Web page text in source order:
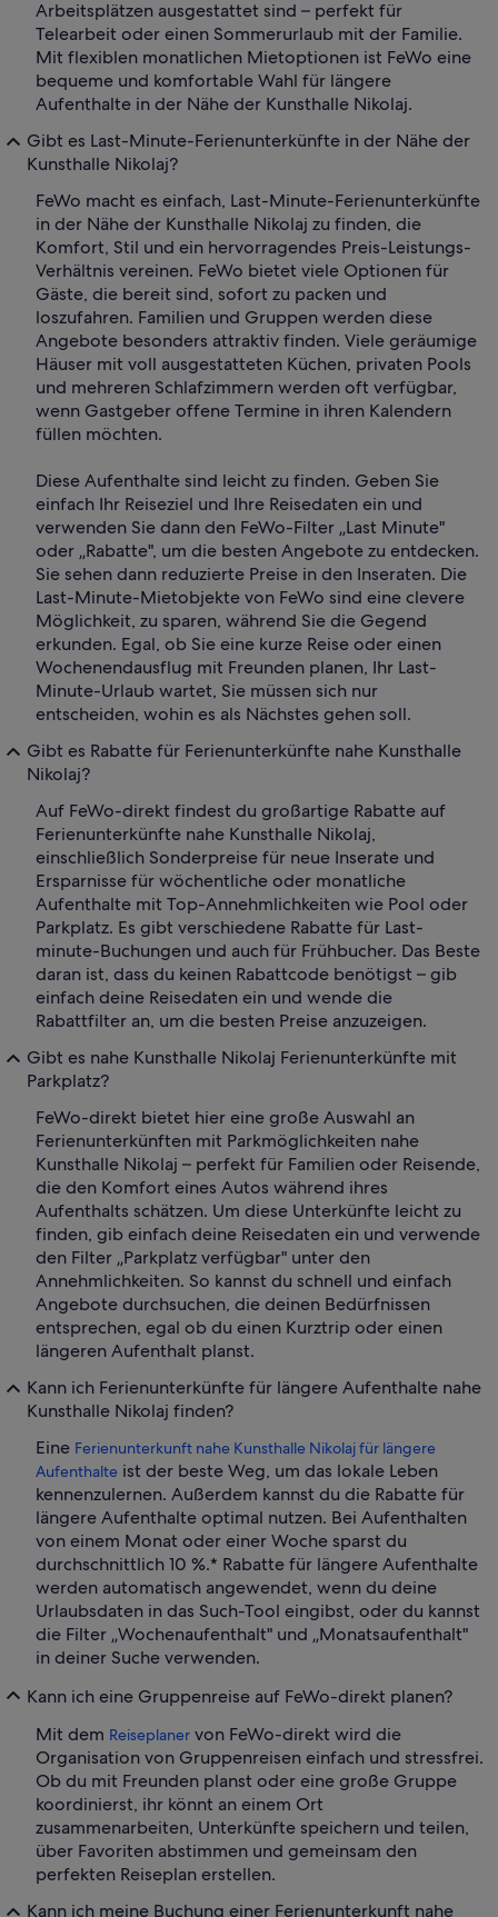
Arbeitsplätzen ausgestattet sind – perfekt für
Telearbeit oder einen Sommerurlaub mit der Familie.
Mit flexiblen monatlichen Mietoptionen ist FeWo eine
bequeme und komfortable Wahl für längere
Aufenthalte in der Nähe der Kunsthalle Nikolaj.
Gibt es Last-Minute-Ferienunterkünfte in der Nähe der
Kunsthalle Nikolaj?
FeWo macht es einfach, Last-Minute-Ferienunterkünfte
in der Nähe der Kunsthalle Nikolaj zu finden, die
Komfort, Stil und ein hervorragendes Preis-Leistungs-
Verhältnis vereinen. FeWo bietet viele Optionen für
Gäste, die bereit sind, sofort zu packen und
loszufahren. Familien und Gruppen werden diese
Angebote besonders attraktiv finden. Viele geräumige
Häuser mit voll ausgestatteten Küchen, privaten Pools
und mehreren Schlafzimmern werden oft verfügbar,
wenn Gastgeber offene Termine in ihren Kalendern
füllen möchten.
Diese Aufenthalte sind leicht zu finden. Geben Sie
einfach Ihr Reiseziel und Ihre Reisedaten ein und
verwenden Sie dann den FeWo-Filter „Last Minute"
oder „Rabatte", um die besten Angebote zu entdecken.
Sie sehen dann reduzierte Preise in den Inseraten. Die
Last-Minute-Mietobjekte von FeWo sind eine clevere
Möglichkeit, zu sparen, während Sie die Gegend
erkunden. Egal, ob Sie eine kurze Reise oder einen
Wochenendausflug mit Freunden planen, Ihr Last-
Minute-Urlaub wartet, Sie müssen sich nur
entscheiden, wohin es als Nächstes gehen soll.
Gibt es Rabatte für Ferienunterkünfte nahe Kunsthalle
Nikolaj?
Auf FeWo-direkt findest du großartige Rabatte auf
Ferienunterkünfte nahe Kunsthalle Nikolaj,
einschließlich Sonderpreise für neue Inserate und
Ersparnisse für wöchentliche oder monatliche
Aufenthalte mit Top-Annehmlichkeiten wie Pool oder
Parkplatz. Es gibt verschiedene Rabatte für Last-
minute-Buchungen und auch für Frühbucher. Das Beste
daran ist, dass du keinen Rabattcode benötigst – gib
einfach deine Reisedaten ein und wende die
Rabattfilter an, um die besten Preise anzuzeigen.
Gibt es nahe Kunsthalle Nikolaj Ferienunterkünfte mit
Parkplatz?
FeWo-direkt bietet hier eine große Auswahl an
Ferienunterkünften mit Parkmöglichkeiten nahe
Kunsthalle Nikolaj – perfekt für Familien oder Reisende,
die den Komfort eines Autos während ihres
Aufenthalts schätzen. Um diese Unterkünfte leicht zu
finden, gib einfach deine Reisedaten ein und verwende
den Filter „Parkplatz verfügbar" unter den
Annehmlichkeiten. So kannst du schnell und einfach
Angebote durchsuchen, die deinen Bedürfnissen
entsprechen, egal ob du einen Kurztrip oder einen
längeren Aufenthalt planst.
Kann ich Ferienunterkünfte für längere Aufenthalte nahe
Kunsthalle Nikolaj finden?
Eine Ferienunterkunft nahe Kunsthalle Nikolaj für längere
Aufenthalte ist der beste Weg, um das lokale Leben
kennenzulernen. Außerdem kannst du die Rabatte für
längere Aufenthalte optimal nutzen. Bei Aufenthalten
von einem Monat oder einer Woche sparst du
durchschnittlich 10 %.* Rabatte für längere Aufenthalte
werden automatisch angewendet, wenn du deine
Urlaubsdaten in das Such-Tool eingibst, oder du kannst
die Filter „Wochenaufenthalt" und „Monatsaufenthalt"
in deiner Suche verwenden.
Kann ich eine Gruppenreise auf FeWo-direkt planen?
Mit dem Reiseplaner von FeWo-direkt wird die
Organisation von Gruppenreisen einfach und stressfrei.
Ob du mit Freunden planst oder eine große Gruppe
koordinierst, ihr könnt an einem Ort
zusammenarbeiten, Unterkünfte speichern und teilen,
über Favoriten abstimmen und gemeinsam den
perfekten Reiseplan erstellen.
Kann ich meine Buchung einer Ferienunterkunft nahe